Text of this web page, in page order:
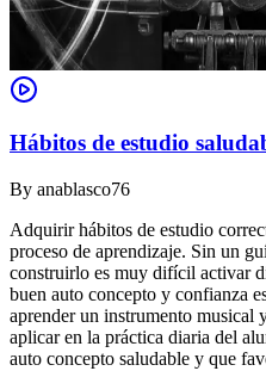
Hábitos de estudio
By anablasco76
Adquirir hábitos de estudio
proceso de aprendizaje. Sin un
construirlo es muy difícil activar
buen auto concepto y confianza
aprender un instrumento musical
aplicar en la práctica diaria del
auto concepto saludable y que